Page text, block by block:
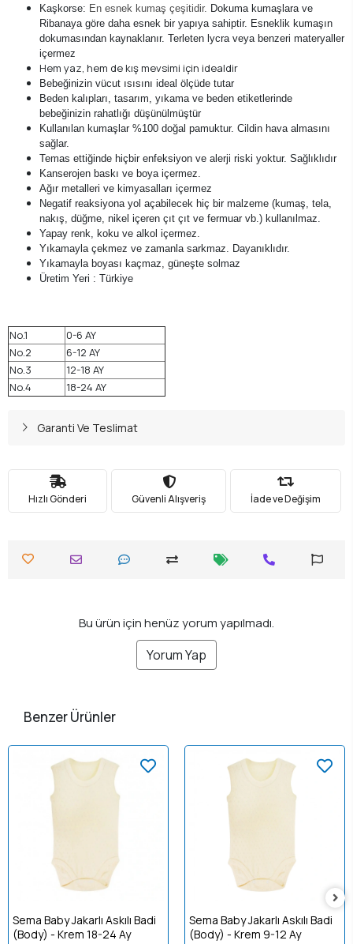
Kaşkorse: En esnek kumaş çeşitidir. Dokuma kumaşlara ve
Ribanaya göre daha esnek bir yapıya sahiptir. Esneklik kumaşın
dokumasından kaynaklanır. Terleten lycra veya benzeri materyaller
içermez
Hem yaz, hem de kış mevsimi için idealdir
Bebeğinizin vücut ısısını ideal ölçüde tutar
Beden kalıpları, tasarım, yıkama ve beden etiketlerinde
bebeğinizin rahatlığı düşünülmüştür
Kullanılan kumaşlar %100 doğal pamuktur. Cildin hava almasını
sağlar.
Temas ettiğinde hiçbir enfeksiyon ve alerji riski yoktur. Sağlıklıdır
Kanserojen baskı ve boya içermez.
Ağır metalleri ve kimyasalları içermez
Negatif reaksiyona yol açabilecek hiç bir malzeme (kumaş, tela,
nakış, düğme, nikel içeren çıt çıt ve fermuar vb.) kullanılmaz.
Yapay renk, koku ve alkol içermez.
Yıkamayla çekmez ve zamanla sarkmaz. Dayanıklıdır.
Yıkamayla boyası kaçmaz, güneşte solmaz
Üretim Yeri : Türkiye
No.1
0-6 AY
No.2
6-12 AY
No.3
12-18 AY
No.4
18-24 AY
Garanti Ve Teslimat
Hızlı Gönderi Güvenli Alışveriş İade ve Değişim
Bu ürün için henüz yorum yapılmadı.
Yorum Yap
Benzer Ürünler
Sema Baby Jakarlı Askılı Badi
(Body) - Krem 18-24 Ay
Sema Baby Jakarlı Askılı Badi
(Body) - Krem 9-12 Ay